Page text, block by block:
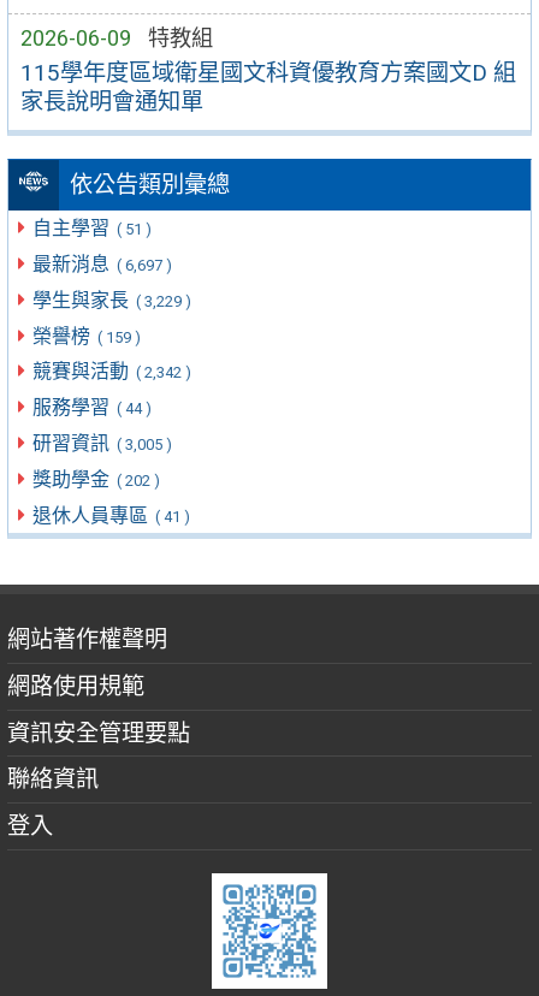
2026-06-09 特教組
115學年度區域衛星國文科資優教育方案國文D 組
家長說明會通知單
依公告類別彙總
自主學習 ( 51 )
最新消息 ( 6,697 )
學生與家長 ( 3,229 )
榮譽榜 ( 159 )
競賽與活動 ( 2,342 )
服務學習 ( 44 )
研習資訊 ( 3,005 )
獎助學金 ( 202 )
退休人員專區 ( 41 )
網站著作權聲明
網路使用規範
資訊安全管理要點
聯絡資訊
登入